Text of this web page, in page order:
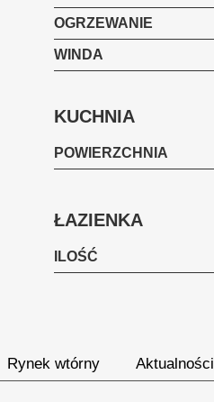
OGRZEWANIE
WINDA
KUCHNIA
POWIERZCHNIA
ŁAZIENKA
ILOŚĆ
Rynek wtórny Aktualności